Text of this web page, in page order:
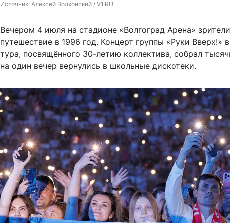
Источник: Алексей Волхонский / V1.RU
Вечером 4 июля на стадионе «Волгоград Арена»
путешествие в 1996 год. Концерт группы «Руки Вверх!»
тура, посвящённого 30-летию коллектива, собрал
на один вечер вернулись в школьные дискотеки.